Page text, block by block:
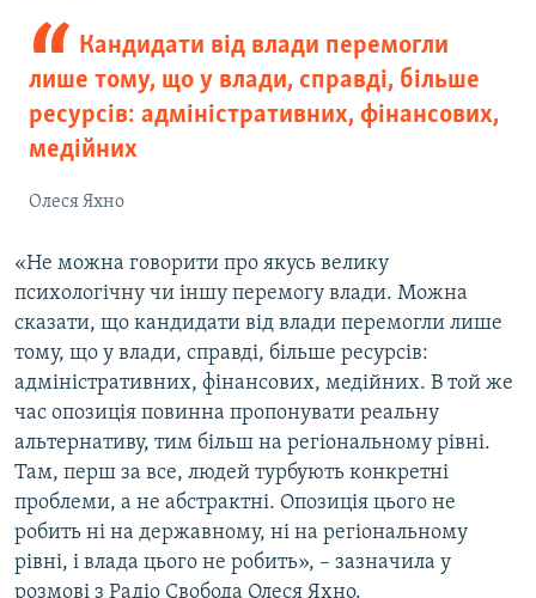
Кандидати від влади перемогли
лише тому, що у влади, справді, більше
ресурсів: адміністративних, фінансових,
медійних
Олеся Яхно
«Не можна говорити про якусь велику
психологічну чи іншу перемогу влади. Можна
сказати, що кандидати від влади перемогли лише
тому, що у влади, справді, більше ресурсів:
адміністративних, фінансових, медійних. В той же
час опозиція повинна пропонувати реальну
альтернативу, тим більш на регіональному рівні.
Там, перш за все, людей турбують конкретні
проблеми, а не абстрактні. Опозиція цього не
робить ні на державному, ні на регіональному
рівні, і влада цього не робить», – зазначила у
розмові з Радіо Свобода Олеся Яхно.